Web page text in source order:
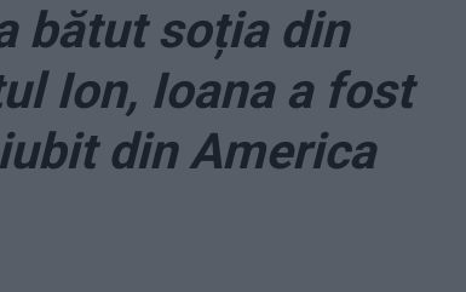
bătut soția din
Ion, Ioana a fost
din America